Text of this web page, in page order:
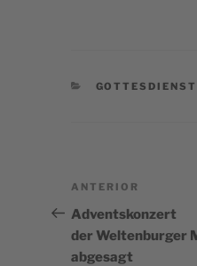
CATEGORÍAS
Navegación
de
entradas
Entrada
anterior:
ANTERIOR
Adventskonzert
der Weltenburger
abgesagt